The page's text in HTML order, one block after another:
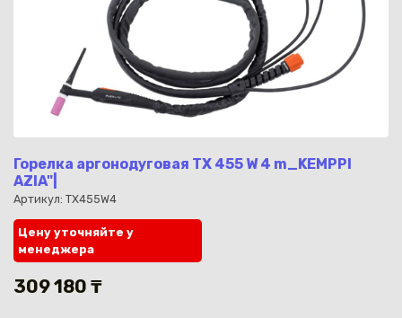
Горелка аргонодуговая TX 455 W 4 m_KEMPPI
AZIA"|
Артикул: TX455W4
Цену уточняйте у
менеджера
309 180 ₸